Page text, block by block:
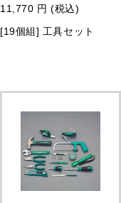
11,770 円 (税込)
[19個組] 工具セット